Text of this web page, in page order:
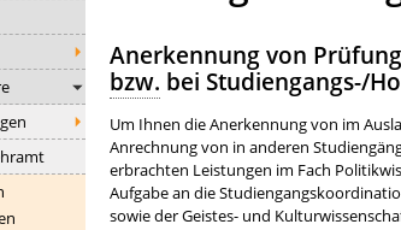
Anerkennung von
bzw. bei Studiengangs-/
Um Ihnen die Anerkennung von im
Anrechnung von in anderen
erbrachten Leistungen im Fach
Aufgabe an die
sowie der Geistes- und